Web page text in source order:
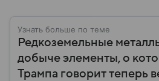
Узнать больше по теме
Редкоземельные
добыче элементы, о
Трампа говорит теперь